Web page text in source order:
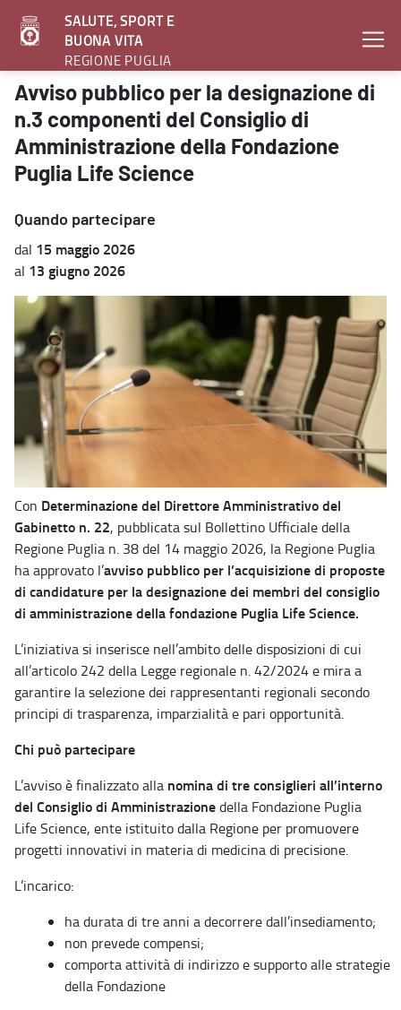
SALUTE, SPORT E
BUONA VITA
REGIONE PUGLIA
Avviso pubblico per la designazione di n.3 componenti del
Avviso pubblico per la designazione di
n.3 componenti del Consiglio di
Amministrazione della Fondazione
Puglia Life Science
Quando partecipare
dal 15 maggio 2026
al 13 giugno 2026
Con Determinazione del Direttore Amministrativo del
Gabinetto n. 22, pubblicata sul Bollettino Ufficiale della
Regione Puglia n. 38 del 14 maggio 2026, la Regione Puglia
ha approvato l’avviso pubblico per l’acquisizione di proposte
di candidature per la designazione dei membri del consiglio
di amministrazione della fondazione Puglia Life Science.
L’iniziativa si inserisce nell’ambito delle disposizioni di cui
all’articolo 242 della Legge regionale n. 42/2024 e mira a
garantire la selezione dei rappresentanti regionali secondo
principi di trasparenza, imparzialità e pari opportunità.
Chi può partecipare
L’avviso è finalizzato alla nomina di tre consiglieri all’interno
del Consiglio di Amministrazionedella Fondazione Puglia
Life Science, ente istituito dalla Regione per promuovere
progetti innovativi in materia di medicina di precisione.
L’incarico:
ha durata di tre anni a decorrere dall’insediamento;
non prevede compensi;
comporta attività di indirizzo e supporto alle strategie
della Fondazione